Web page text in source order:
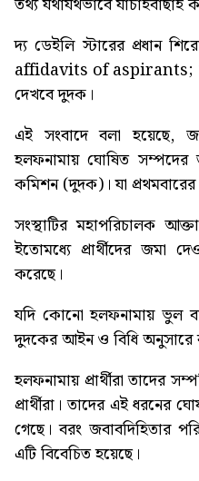
তথ্য যথাযথভাবে যাচাইবাছাই
দ্য ডেইলি স্টারের প্রধান
affidavits of aspirants;
দেখবে দুদক।
এই সংবাদে বলা হয়েছে,
হলফনামায় ঘোষিত সম্পদের
কমিশন (দুদক)। যা
সংস্থাটির মহাপরিচালক
ইতোমধ্যে প্রার্থীদের জমা
করেছে।
যদি কোনো হলফনামায় ভুল
দুদকের আইন ও বিধি অনুসারে
হলফনামায় প্রার্থীরা তাদের
প্রার্থীরা। তাদের এই ধরনের
গেছে। বরং জবাবদিহিতার
এটি বিবেচিত হয়েছে।